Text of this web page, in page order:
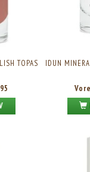
TOPAS
IDUN